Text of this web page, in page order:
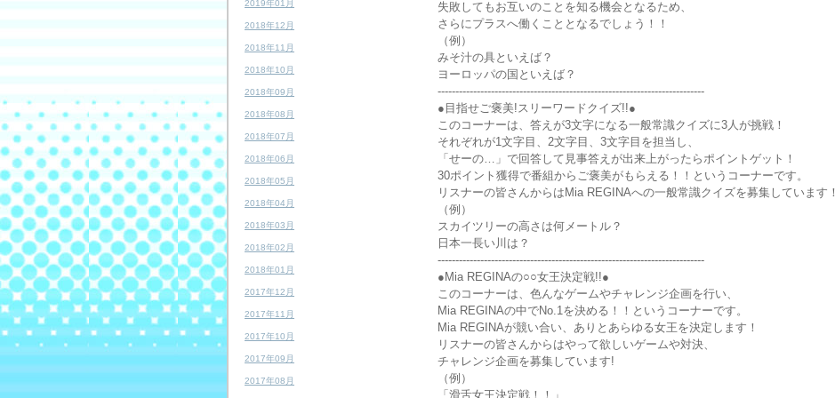
2019年01月
2018年12月
2018年11月
2018年10月
2018年09月
2018年08月
2018年07月
2018年06月
2018年05月
2018年04月
2018年03月
2018年02月
2018年01月
2017年12月
2017年11月
2017年10月
2017年09月
2017年08月
失敗してもお互いのことを知る機会となるため、
さらにプラスへ働くこととなるでしょう！！
（例）
みそ汁の具といえば？
ヨーロッパの国といえば？
---------------------------------------------------------------------------
●目指せご褒美!スリーワードクイズ!!●
このコーナーは、答えが3文字になる一般常識クイズに3人が挑戦！
それぞれが1文字目、2文字目、3文字目を担当し、
「せーの…」で回答して見事答えが出来上がったらポイントゲット！
30ポイント獲得で番組からご褒美がもらえる！！というコーナーです。
リスナーの皆さんからはMia REGINAへの一般常識クイズを募集しています！
（例）
スカイツリーの高さは何メートル？
日本一長い川は？
---------------------------------------------------------------------------
●Mia REGINAの○○女王決定戦!!●
このコーナーは、色んなゲームやチャレンジ企画を行い、
Mia REGINAの中でNo.1を決める！！というコーナーです。
Mia REGINAが競い合い、ありとあらゆる女王を決定します！
リスナーの皆さんからはやって欲しいゲームや対決、
チャレンジ企画を募集しています!
（例）
「滑舌女王決定戦！！」